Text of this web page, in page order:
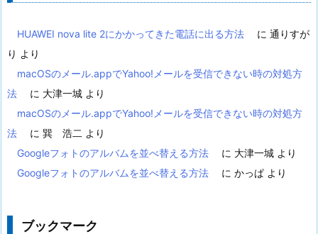
HUAWEI nova lite 2にかかってきた電話に出る方法 に 通りすが
り より
macOSのメール.appでYahoo!メールを受信できない時の対処方
法
に 大津一城 より
macOSのメール.appでYahoo!メールを受信できない時の対処方
法
に 巽 浩二 より
Googleフォトのアルバムを並べ替える方法
に 大津一城 より
Googleフォトのアルバムを並べ替える方法
に かっぱ より
ブックマーク